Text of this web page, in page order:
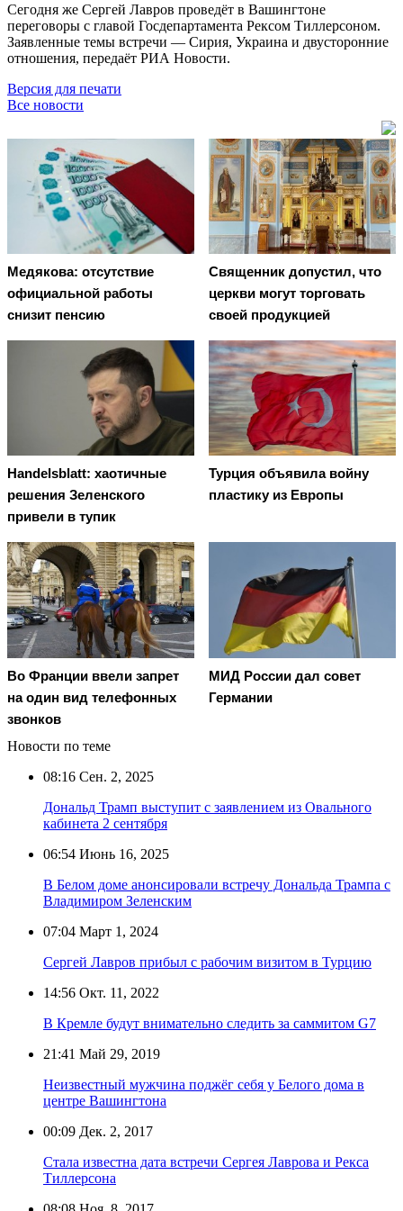
Сегодня же Сергей Лавров проведёт в Вашингтоне
переговоры с главой Госдепартамента Рексом Тиллерсоном.
Заявленные темы встречи — Сирия, Украина и двусторонние
отношения, передаёт РИА Новости.
Версия для печати
Все новости
Медякова: отсутствие
официальной работы
снизит пенсию
Священник допустил, что
церкви могут торговать
своей продукцией
Handelsblatt: хаотичные
решения Зеленского
привели в тупик
Турция объявила войну
пластику из Европы
Во Франции ввели запрет
на один вид телефонных
звонков
МИД России дал совет
Германии
Новости по теме
08:16 Сен. 2, 2025
Дональд Трамп выступит с заявлением из Овального
кабинета 2 сентября
06:54 Июнь 16, 2025
В Белом доме анонсировали встречу Дональда Трампа с
Владимиром Зеленским
07:04 Март 1, 2024
Сергей Лавров прибыл с рабочим визитом в Турцию
14:56 Окт. 11, 2022
В Кремле будут внимательно следить за саммитом G7
21:41 Май 29, 2019
Неизвестный мужчина поджёг себя у Белого дома в
центре Вашингтона
00:09 Дек. 2, 2017
Стала известна дата встречи Сергея Лаврова и Рекса
Тиллерсона